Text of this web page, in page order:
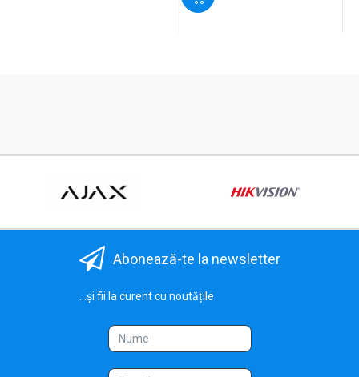
Abonează-te la newsletter
...și fii la curent cu noutățile